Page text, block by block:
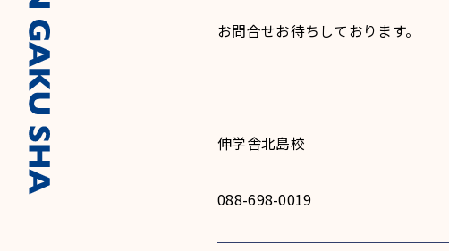
お問合せお待ちしております。
伸学舎北島校
088-698-0019